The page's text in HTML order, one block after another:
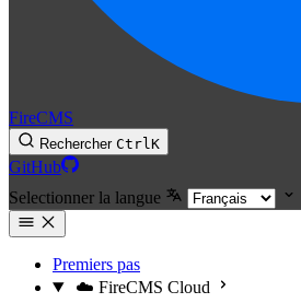
FireCMS
Rechercher CtrlK
GitHub
Selectionner la langue
Premiers pas
☁️ FireCMS Cloud